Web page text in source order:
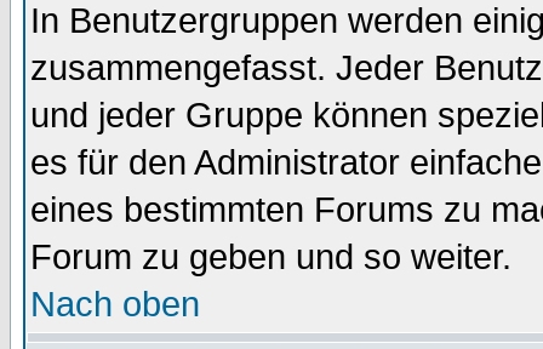
In Benutzergruppen werden
zusammengefasst. Jeder
und jeder Gruppe können
es für den Administrator
eines bestimmten Forums zu
Forum zu geben und so weiter.
Nach oben